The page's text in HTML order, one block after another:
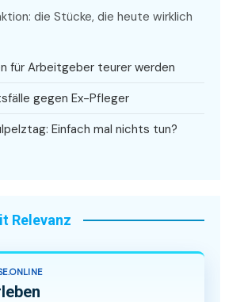
die Stücke, die heute wirklich
für Arbeitgeber teurer werden
gegen Ex-Pfleger
Einfach mal nichts tun?
Relevanz